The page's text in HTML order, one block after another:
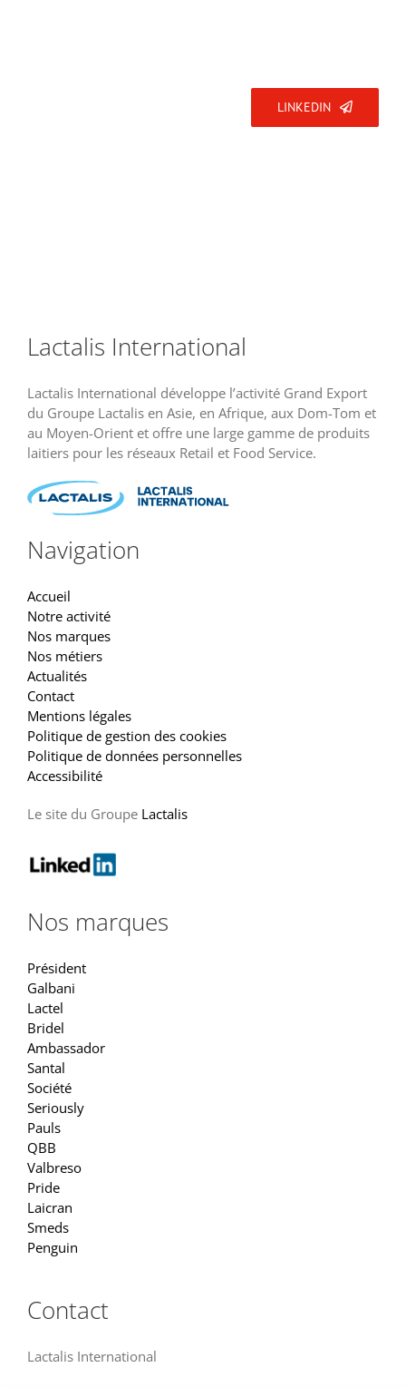
LINKEDIN
Lactalis International
Lactalis International développe l’activité Grand Export
du Groupe Lactalis en Asie, en Afrique, aux Dom-Tom et
au Moyen-Orient et offre une large gamme de produits
laitiers pour les réseaux Retail et Food Service.
Navigation
Accueil
Notre activité
Nos marques
Nos métiers
Actualités
Contact
Mentions légales
Politique de gestion des cookies
Politique de données personnelles
Accessibilité
Le site du Groupe Lactalis
Nos marques
Président
Galbani
Lactel
Bridel
Ambassador
Santal
Société
Seriously
Pauls
QBB
Valbreso
Pride
Laicran
Smeds
Penguin
Contact
Lactalis International